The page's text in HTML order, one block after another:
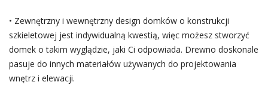
• Zewnętrzny i wewnętrzny design domków o konstrukcji
szkieletowej jest indywidualną kwestią, więc możesz stworzyć
domek o takim wyglądzie, jaki Ci odpowiada. Drewno doskonale
pasuje do innych materiałów używanych do projektowania
wnętrz i elewacji.